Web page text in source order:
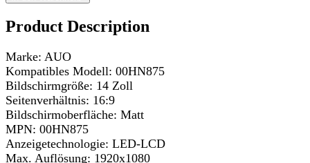
Product Description
Marke: AUO
Kompatibles Modell: 00HN875
Bildschirmgröße: 14 Zoll
Seitenverhältnis: 16:9
Bildschirmoberfläche: Matt
MPN: 00HN875
Anzeigetechnologie: LED-LCD
Max. Auflösung: 1920x1080